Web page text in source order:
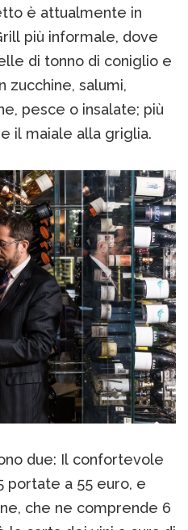
è attualmente in
più informale, dove
di tonno di coniglio e
zucchine, salumi,
pesce o insalate; più
il maiale alla griglia.
due: Il confortevole
portate a 55 euro, e
che ne comprende 6